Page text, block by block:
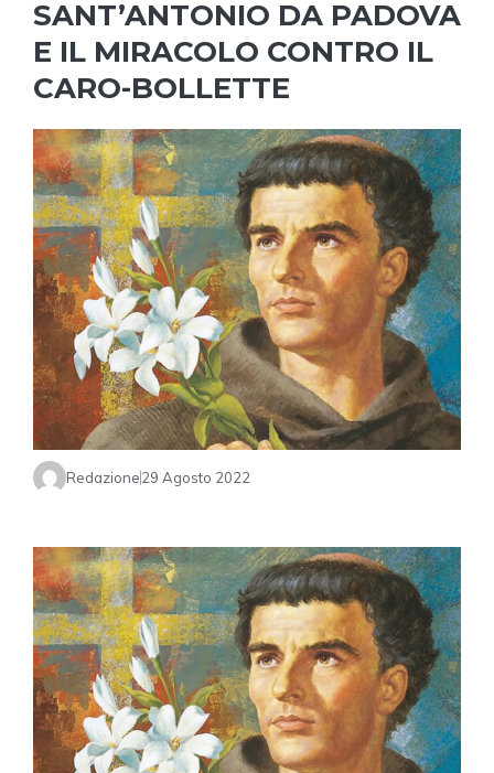
SANT’ANTONIO DA PADOVA
E IL MIRACOLO CONTRO IL
CARO-BOLLETTE
Redazione29 Agosto 2022